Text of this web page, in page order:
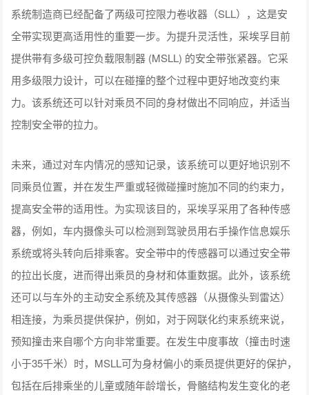
系统制造商已经配备了两级可控限力卷收器（SLL），这是安
全带实现更高适用性的重要一步。为提升灵活性，采埃孚目前
提供带有多级可控负载限制器 (MSLL) 的安全带张紧器。它采
用多级限力设计，可以在碰撞的整个过程中更好地改变约束
力。该系统还可以针对乘员不同的身材做出不同响应，并适当
控制安全带的拉力。
未来，通过对车内情况的感知记录，该系统可以更好地识别不
同乘员位置，并在发生严重或轻微碰撞时施加不同的约束力，
提高安全带的适用性。为实现该目的，采埃孚采用了各种传感
器，例如，车内摄像头可以检测到驾驶员用右手操作信息娱乐
系统或将头转向后排乘客。安全带中的传感器可以通过安全带
的拉出长度，进而得出乘员的身材和体重数据。此外，该系统
还可以与车外的主动安全系统及其传感器（从摄像头到雷达）
相连接，为乘员提供保护，例如，对于网联化约束系统来说，
预知撞击来自哪个方向非常重要。在发生中度事故（撞击时速
小于35千米）时，MSLL可为身材偏小的乘员提供更好的保护，
包括在后排乘坐的儿童或随年龄增长，骨骼结构发生变化的老